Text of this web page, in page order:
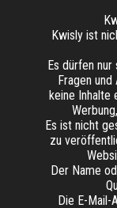
Kwisly ist
Es dürfen
Fragen
keine Inhalte
Es ist nicht
zu
Der Name
Die E-